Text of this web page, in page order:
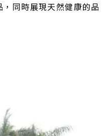
同時展現天然健康的品